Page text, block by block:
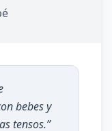
bebes y
tensos.”